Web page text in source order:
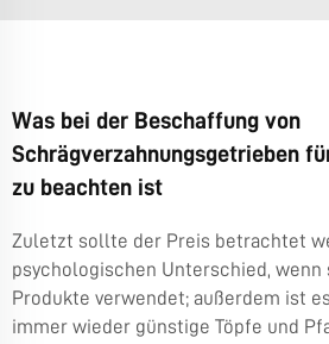
Was bei der Beschaffung von
Schrägverzahnungsgetrieben
zu beachten ist
Zuletzt sollte der Preis betrachtet
psychologischen Unterschied,
Produkte verwendet; außerdem ist
immer wieder günstige Töpfe und